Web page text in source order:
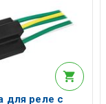
для реле с